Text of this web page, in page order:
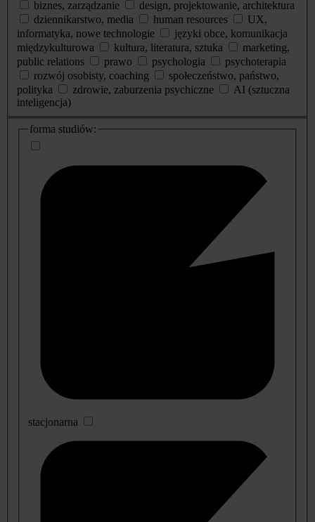
biznes, zarządzanie
design, projektowanie, architektura
dziennikarstwo, media
human resources
UX,
informatyka, nowe technologie
języki obce, komunikacja
międzykulturowa
kultura, literatura, sztuka
marketing,
public relations
prawo psychologia
psychoterapia
rozwój osobisty, coaching
społeczeństwo, państwo,
polityka
zdrowie, zaburzenia psychiczne
AI (sztuczna
inteligencja)
dodatkowe
informacje
forma studiów:
stacjonarna